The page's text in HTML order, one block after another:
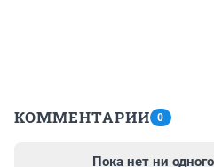
КОММЕНТАРИИ 0
Пока нет ни